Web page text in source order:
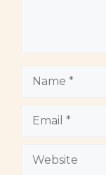
Website